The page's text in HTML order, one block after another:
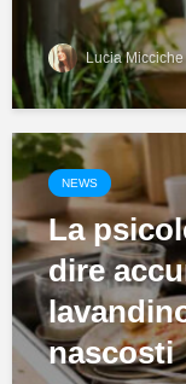
Lucia Micciche
NEWS
La
dire
nascosti